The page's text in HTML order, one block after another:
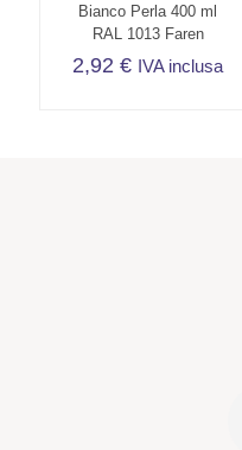
Bianco Perla 400 ml
RAL 1013 Faren
2,92€ IVA inclusa